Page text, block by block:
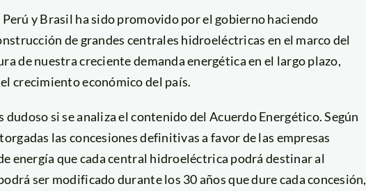
y Brasil ha sido promovido por el gobierno haciendo
de grandes centrales hidroeléctricas en el marco del
de nuestra creciente demanda energética en el largo plazo,
crecimiento económico del país.
si se analiza el contenido del Acuerdo Energético. Según
las concesiones definitivas a favor de las empresas
energía que cada central hidroeléctrica podrá destinar al
ser modificado durante los 30 años que dure cada concesión,